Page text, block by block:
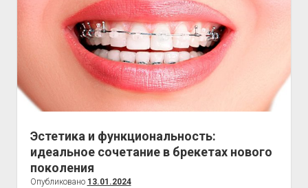
Эстетика и функциональность:
идеальное сочетание в брекетах нового
поколения
Опубликовано 13.01.2024